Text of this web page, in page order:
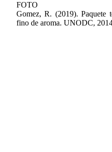
FOTO
Gomez, R. (2019). Paquete
fino de aroma. UNODC,